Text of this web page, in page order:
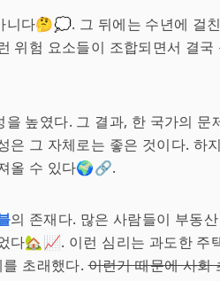
니다🤔💭. 그 뒤에는 수년에 걸친
위험 요소들이 조합되면서 결국
높였다. 그 결과, 한 국가의 문
은 그 자체로는 좋은 것이다. 하
올 수 있다🌍🔗.
의 존재다. 많은 사람들이 부동
다🏡📈. 이런 심리는 과도한 주
를 초래했다.이런거 때문에 사회